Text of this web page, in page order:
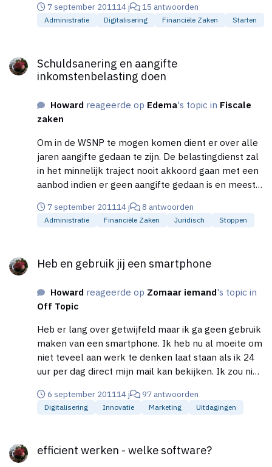
ik echt de moeite van het lezen waard, dus wat mij
betreft, beperk je je daartoe. Succès en groet, Hans
service grandioos is. Ook heb ik een aantal jaar
geleden sepay gehad en dit was inderdaad niet veel.
7 september 201114 j 15 antwoorden
Administratie Digitalisering Financiële Zaken Starten
Schuldsanering en aangifte
inkomstenbelasting doen
Howard reageerde op Edema's topic in Fiscale
zaken
Om in de WSNP te mogen komen dient er over alle
jaren aangifte gedaan te zijn. De belastingdienst zal
in het minnelijk traject nooit akkoord gaan met een
aanbod indien er geen aangifte gedaan is en meestal
gezegd een vreemd verhaal maar in ieder geval
succes. P.S. Mocht je geen boekhouding meer
en maak daar een berekening mee.
7 september 201114 j 8 antwoorden
Administratie Financiële Zaken Juridisch Stoppen
Heb en gebruik jij een smartphone
Howard reageerde op Zomaar iemand's topic in
Off Topic
Heb er lang over getwijfeld maar ik ga geen gebruik
maken van een smartphone. Ik heb nu al moeite om
niet teveel aan werk te denken laat staan als ik 24
uur per dag direct mijn mail kan bekijken. Ik zou niet
een TAB aan omdat deze makkelijker te bedienen
zijn dan een smartphone i.m.o.
6 september 201114 j 97 antwoorden
Digitalisering Innovatie Marketing Uitdagingen
efficient werken - welke software?